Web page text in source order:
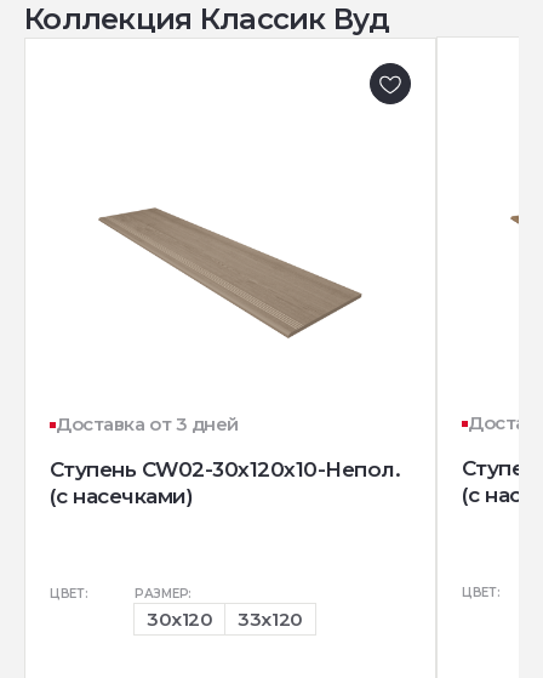
Коллекция Классик Вуд
Доставка от 3 дней
Ступень CW02-30x120x10-Непол.
(с насечками)
ЦВЕТ: РАЗМЕР:
30x120 33x120
(с
ЦВЕТ: